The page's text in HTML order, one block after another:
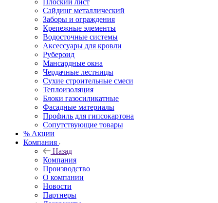
Плоский лист
Сайдинг металлический
Заборы и ограждения
Крепежные элементы
Водосточные системы
Аксессуары для кровли
Рубероид
Мансардные окна
Чердачные лестницы
Сухие строительные смеси
Теплоизоляция
Блоки газосиликатные
Фасадные материалы
Профиль для гипсокартона
Сопутствующие товары
% Акции
Компания
Назад
Компания
Производство
О компании
Новости
Партнеры